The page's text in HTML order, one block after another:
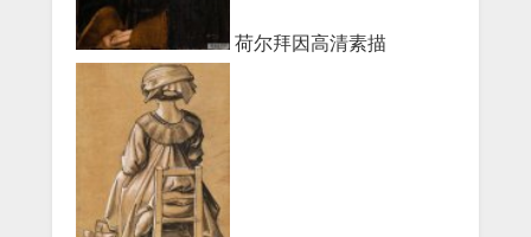
荷尔拜因高清素描